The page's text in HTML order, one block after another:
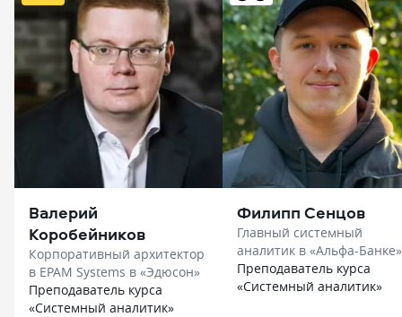
Валерий
Коробейников
Корпоративный архитектор
в EPAM Systems в «Эдюсон»
Преподаватель курса
«Системный аналитик»
Филипп Сенцов
Главный системный
аналитик в «Альфа-Банке» в
«Нетология»
Преподаватель курса
«Системный аналитик»